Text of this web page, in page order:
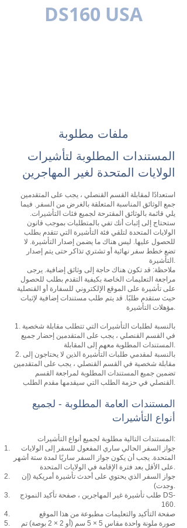
DS160 USA
ملفات مطلوبة
المستندات المطلوبة لتأشيرات
الولايات المتحدة لغير المهاجرين
استعدادًا لمقابلة القسم القنصلي ، يجب على المتقدمين
جمع الوثائق المناسبة المتعلقة بالغرض من السفر. فيما
يلي قائمة بالوثائق المقترحة لجميع فئات التأشيرات.
ستحتاج إلى إثبات أنك تفي بالمتطلبات بموجب قانون
الولايات المتحدة لتلقي فئة التأشيرة التي تتقدم بطلب
للحصول عليها. ليس هناك ما يضمن إصدار التأشيرة. لا
تضع خطط سفر نهائية أو تشتري تذاكر حتى يتم إصدار
التأشيرة.
ملاحظة: قد تكون هناك حاجة إلى وثائق إضافية. يرجى
مراجعة التعليمات الخاصة بكيفية التقدم بطلب للحصول
على تأشيرة على الموقع الإلكتروني للسفارة أو القنصلية
حيث ستقدم طلبًا. قد يتم طلب مستندات إضافية لإثبات
مؤهلات التأشيرة.
1. بالنسبة لطلبات التأشيرات التي تتطلب مقابلة شخصية
في القسم القنصلي ، يجب على المتقدمين إحضار جميع
المستندات المطلوبة معهم إلى المقابلة.
2. بالنسبة لمقدمي طلبات التأشيرة الذين لا يحتاجون إلى
مقابلة شخصية في القسم القنصلي ، يجب على المتقدمين
تضمين جميع المستندات المطلوبة لمراجعة القسم
القنصلي في حزمة الطلب التي سيقدمها مقدم الطلب.
المستندات العامة المطلوبة - لجميع
أنواع التأشيرات
المستندات التالية مطلوبة لجميع أنواع التأشيرات:
جواز السفر الحالي ساري المفعول للسفر إلى الولايات
المتحدة. يجب أن يكون جواز السفر ساريًا لمدة ستة أشهر
على الأقل بعد فترة الإقامة في الولايات المتحدة.
جواز السفر الذي يحتوي على أحدث تأشيرة أمريكية (إن
وجدت).
طلب تأشيرة غير المهاجرين ، صفحة تأكيد النموذج DS-
160.
صفحة التأكيد والتعليمات مطبوعة من هذا الموقع
صورة ملونة واحدة مقاس 5 × 5 سم (أو 2 × 2 بوصة) تم